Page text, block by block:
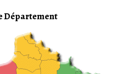
Département